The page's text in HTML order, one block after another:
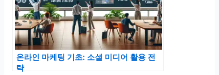
온라인 마케팅 기초: 소셜 미디어 활용 전
략